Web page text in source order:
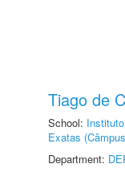
Tiago de
School:
Exatas
Department: